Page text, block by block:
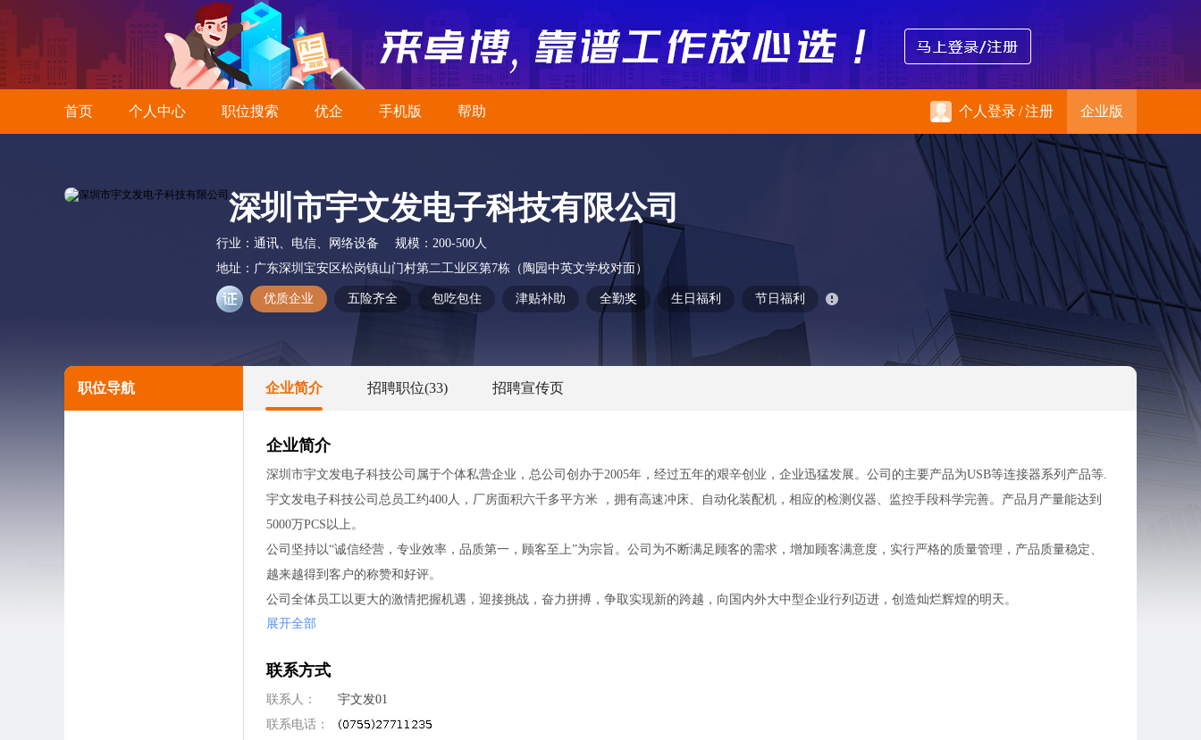
首页 个人中心 职位搜索 优企 手机版 帮助 个人登录/注册 企业版
深圳市宇文发电子科技有限公司
行业： 通讯、电信、网络设备 规模： 200-500人
地址： 广东深圳宝安区松岗镇山门村第二工业区第7栋（陶园中英文学校对面）
优质企业 五险齐全 包吃包住 津贴补助 全勤奖 生日福利 节日福利
职位导航 企业简介 招聘职位(33) 招聘宣传页
企业简介
深圳市宇文发电子科技公司属于个体私营企业，总公司创办于2005年，经过五年的艰辛创业，企业迅猛发展。公司的主要产品为USB等连接器系列产品等.
宇文发电子科技公司总员工约400人，厂房面积六千多平方米 ，拥有高速冲床、自动化装配机，相应的检测仪器、监控手段科学完善。产品月产量能达到
5000万PCS以上。
公司坚持以“诚信经营，专业效率，品质第一，顾客至上”为宗旨。公司为不断满足顾客的需求，增加顾客满意度，实行严格的质量管理，产品质量稳定、
越来越得到客户的称赞和好评。
公司全体员工以更大的激情把握机遇，迎接挑战，奋力拼搏，争取实现新的跨越，向国内外大中型企业行列迈进，创造灿烂辉煌的明天。
展开全部
联系方式
联系人：
宇文发01
联系电话：